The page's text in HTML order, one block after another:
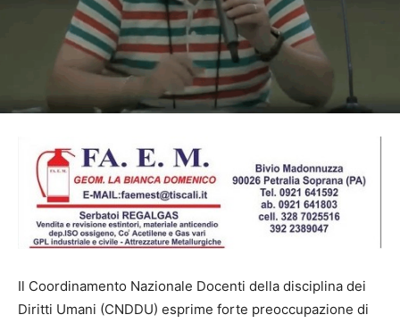
Il Coordinamento Nazionale Docenti della disciplina dei
Diritti Umani (CNDDU) esprime forte preoccupazione di